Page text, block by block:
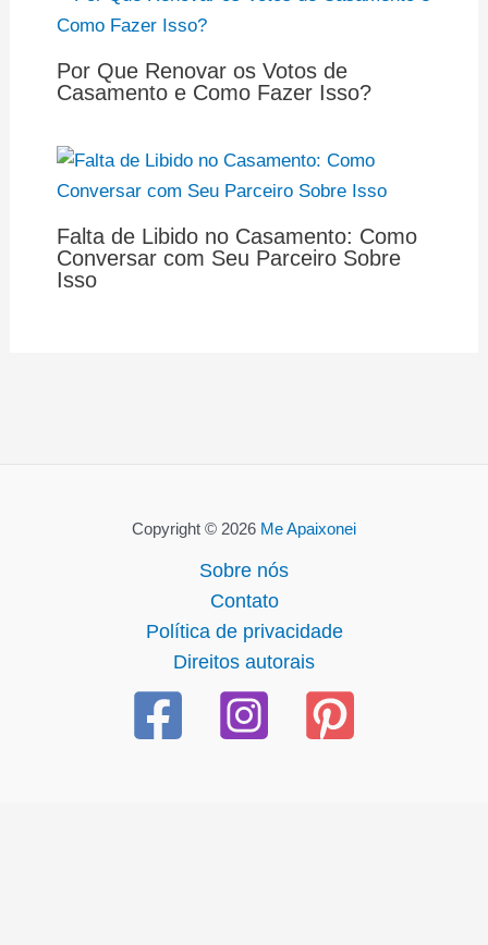
Por Que Renovar os Votos de
Casamento e Como Fazer Isso?
Falta de Libido no Casamento: Como
Conversar com Seu Parceiro Sobre
Isso
Copyright © 2026 Me Apaixonei
Sobre nós
Contato
Política de privacidade
Direitos autorais